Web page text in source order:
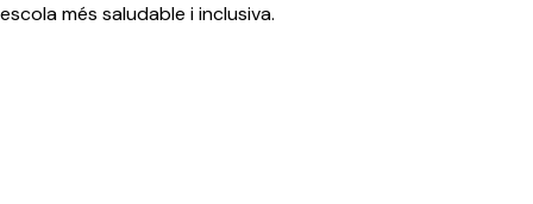
escola més saludable i inclusiva.